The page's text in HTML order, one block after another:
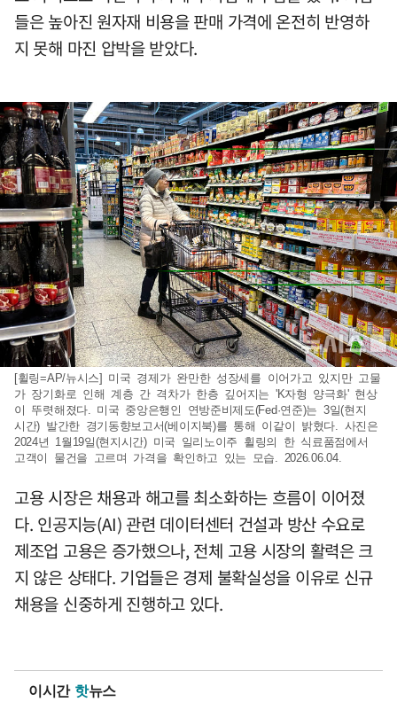
들은 높아진 원자재 비용을 판매 가격에 온전히 반영하
지 못해 마진 압박을 받았다.
[휠링=AP/뉴시스] 미국 경제가 완만한 성장세를 이어가고 있지만 고물
가 장기화로 인해 계층 간 격차가 한층 깊어지는 'K자형 양극화' 현상
이 뚜렷해졌다. 미국 중앙은행인 연방준비제도(Fed·연준)는 3일(현지
시간) 발간한 경기동향보고서(베이지북)를 통해 이같이 밝혔다. 사진은
2024년 1월19일(현지시간) 미국 일리노이주 휠링의 한 식료품점에서
고객이 물건을 고르며 가격을 확인하고 있는 모습. 2026.06.04.
고용 시장은 채용과 해고를 최소화하는 흐름이 이어졌
다. 인공지능(AI) 관련 데이터센터 건설과 방산 수요로
제조업 고용은 증가했으나, 전체 고용 시장의 활력은 크
지 않은 상태다. 기업들은 경제 불확실성을 이유로 신규
채용을 신중하게 진행하고 있다.
이시간 핫뉴스